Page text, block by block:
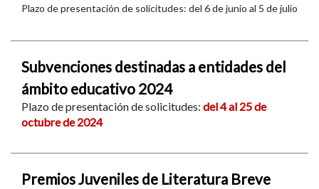
Plazo de presentación de solicitudes: del 6 de junio al 5 de julio
Subvenciones destinadas a entidades del
ámbito educativo 2024
Plazo de presentación de solicitudes: del 4 al 25 de
octubre de 2024
Premios Juveniles de Literatura Breve